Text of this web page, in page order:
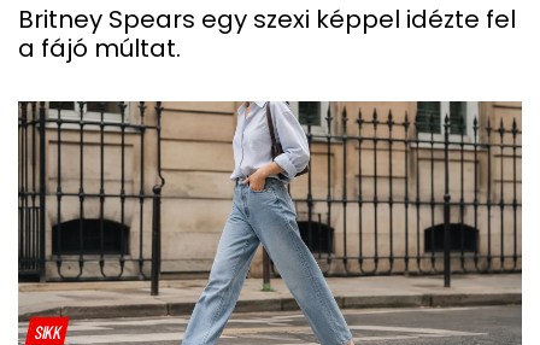
Britney Spears egy szexi képpel idézte fel
a fájó múltat.
SIKK